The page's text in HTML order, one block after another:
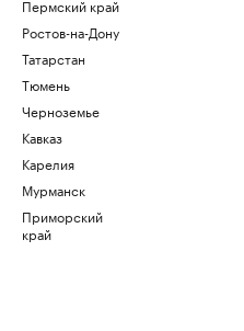
Пермский край
Ростов-на-Дону
Татарстан
Тюмень
Черноземье
Кавказ
Карелия
Мурманск
Приморский
край